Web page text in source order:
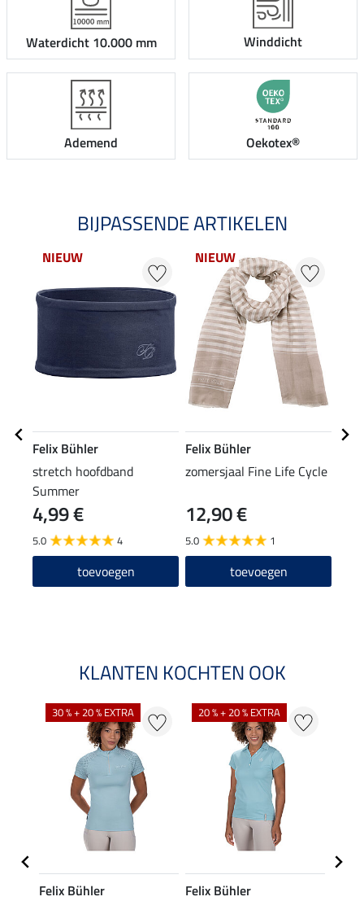
Waterdicht 10.000 mm Winddicht
Ademend Oekotex®
BIJPASSENDE ARTIKELEN
NIEUW
Felix Bühler
stretch hoofdband
Summer
4,99 €
5.0 4
toevoegen
NIEUW
Felix Bühler
zomersjaal Fine Life Cycle
12,90 €
5.0 1
toevoegen
KLANTEN KOCHTEN OOK
30 % + 20 % EXTRA
Felix Bühler
20 % + 20 % EXTRA
Felix Bühler